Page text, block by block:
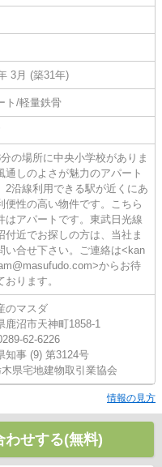
3月 (築31年)
ト/軽量鉄骨
の場所に中央小学校がありま
通しのよさが魅力のアパート
2沿線利用できる駅が近くにあ
便性の高い物件です。こちら
はアパートです。東武日光線
付近でお探しの方は、当社ま
い合せ下さい。ご連絡は<kan
からお待
おります。
のマスダ
鹿沼市天神町1858-1
62-6226
知事 (9) 第3124号
木県宅地建物取引業協会
情報の見方
わせする(無料)